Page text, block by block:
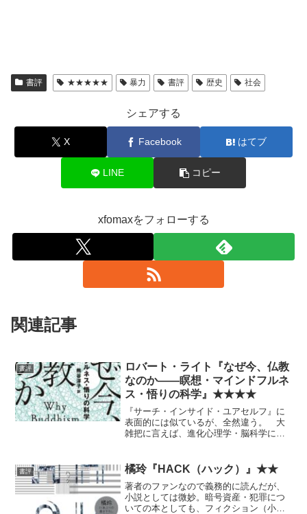
書評 ★★★★★ 暴力 書評 歴史 社会
シェアする
X Facebook はてブ
LINE コピー
xfomaxをフォローする
関連記事
書評
ロバート・ライト『なぜ今、仏教
なのか――瞑想・マインドフルネ
ス・悟りの科学』★★★★
『サーチ・インサイド・ユアセルフ』に
表面的には似ているが、全然違う。 大
雑把に言えば、進化心理学・脳科学に基
寄らなかった、という話はないが、どち
らの方面にも一定水準を保...
書評 橘玲『HACK（ハック）』★★
著者のファンなので義務的に読んだが、
小説としては微妙。暗号資産・犯罪につ
いての本としても、フィクション（小